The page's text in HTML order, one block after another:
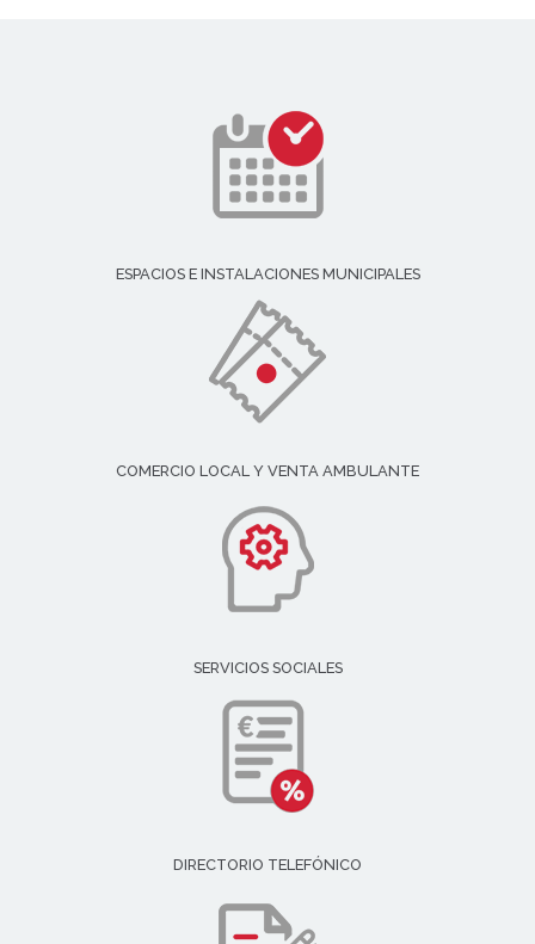
ESPACIOS E INSTALACIONES MUNICIPALES
COMERCIO LOCAL Y VENTA AMBULANTE
SERVICIOS SOCIALES
DIRECTORIO TELEFÓNICO